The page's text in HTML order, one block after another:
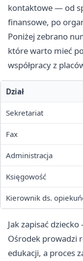
kontaktowe — od
finansowe, po
Poniżej zebrano
które warto mieć
współpracy z
Dział
Sekretariat
Fax
Administracja
Księgowość
Kierownik ds.
Jak zapisać
Ośrodek prowadzi
edukacji, a proces